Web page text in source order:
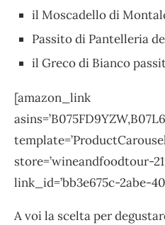
il Moscadello di
Passito di Pantelleria
il Greco di Bianco
[amazon_link
store=’wineandfoodtour-
link_id=’bb3e675c-2abe-
A voi la scelta per